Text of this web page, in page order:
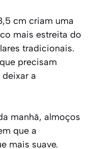
cm criam uma
mais estreita do
tradicionais.
precisam
a
manhã, almoços
que a
mais suave.